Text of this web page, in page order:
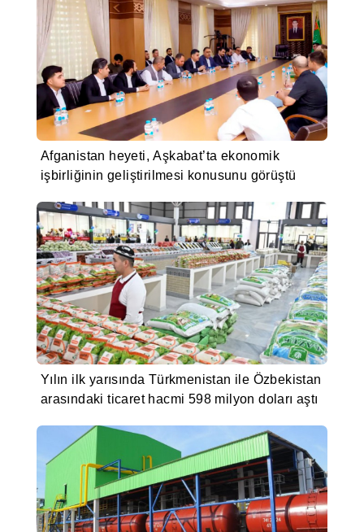
Afganistan heyeti, Aşkabat’ta ekonomik
işbirliğinin geliştirilmesi konusunu görüştü
Yılın ilk yarısında Türkmenistan ile Özbekistan
arasındaki ticaret hacmi 598 milyon doları aştı